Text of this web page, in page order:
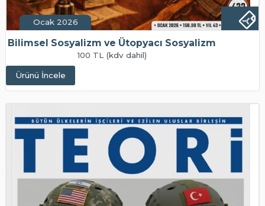
Ocak 2026
Bilimsel Sosyalizm ve Ütopyacı Sosyalizm
100 TL (kdv dahil)
Ürünü İncele